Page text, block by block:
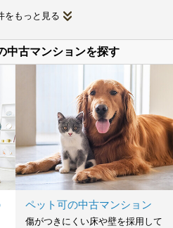
をもっと見る
中古マンションを探す
ペット可の中古マンション
傷がつきにくい床や壁を採用して